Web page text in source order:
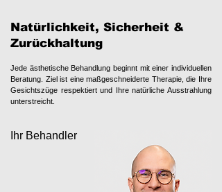
Natürlichkeit, Sicherheit &
Zurückhaltung
Jede ästhetische Behandlung beginnt mit einer individuellen
Beratung. Ziel ist eine maßgeschneiderte Therapie, die Ihre
Gesichtszüge respektiert und Ihre natürliche Ausstrahlung
unterstreicht.
Ihr Behandler